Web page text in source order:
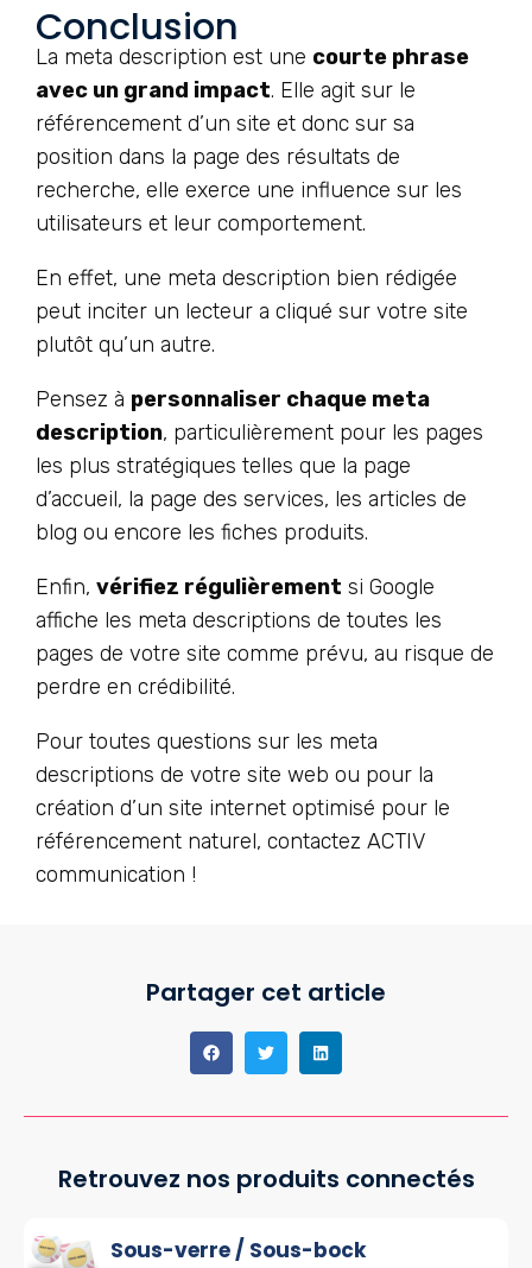
Conclusion
La meta description est une courte phrase
avec un grand impact. Elle agit sur le
référencement d’un site et donc sur sa
position dans la page des résultats de
recherche, elle exerce une influence sur les
utilisateurs et leur comportement.
En effet, une meta description bien rédigée
peut inciter un lecteur a cliqué sur votre site
plutôt qu’un autre.
Pensez à personnaliser chaque meta
description, particulièrement pour les pages
les plus stratégiques telles que la page
d’accueil, la page des services, les articles de
blog ou encore les fiches produits.
Enfin, vérifiez régulièrement si Google
affiche les meta descriptions de toutes les
pages de votre site comme prévu, au risque de
perdre en crédibilité.
Pour toutes questions sur les meta
descriptions de votre site web ou pour la
création d’un site internet optimisé pour le
référencement naturel, contactez ACTIV
communication !
Partager cet article
Retrouvez nos produits connectés
Sous-verre / Sous-bock